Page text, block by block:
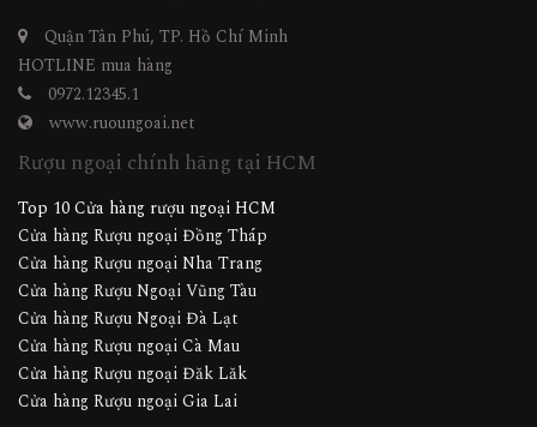
Quận Tân Phú, TP. Hồ Chí Minh
HOTLINE mua hàng
0972.12345.1
www.ruoungoai.net
Rượu ngoại chính hãng tại HCM
Top 10 Cửa hàng rượu ngoại HCM
Cửa hàng Rượu ngoại Đồng Tháp
Cửa hàng Rượu ngoại Nha Trang
Cửa hàng Rượu Ngoại Vũng Tàu
Cửa hàng Rượu Ngoại Đà Lạt
Cửa hàng Rượu ngoại Cà Mau
Cửa hàng Rượu ngoại Đăk Lăk
Cửa hàng Rượu ngoại Gia Lai